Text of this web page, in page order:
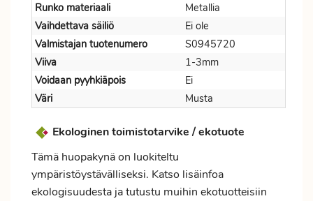
Runko materiaali
Metallia
Vaihdettava säiliö
Ei ole
Valmistajan tuotenumero
S0945720
Viiva
1-3mm
Voidaan pyyhkiäpois
Ei
Väri
Musta
Ekologinen toimistotarvike / ekotuote
Tämä huopakynä on luokiteltu
ympäristöystävälliseksi. Katso lisäinfoa
ekologisuudesta ja tutustu muihin ekotuotteisiin